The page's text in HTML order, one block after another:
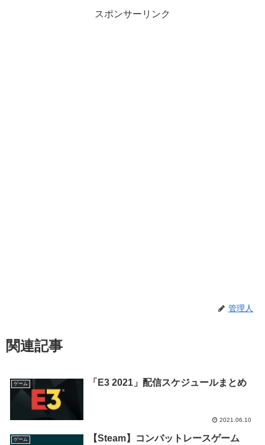
スポンサーリンク
管理人
関連記事
ゲーム 「E3 2021」配信スケジュールまとめ
2021.06.10
ゲーム
【Steam】コンバットレースゲーム